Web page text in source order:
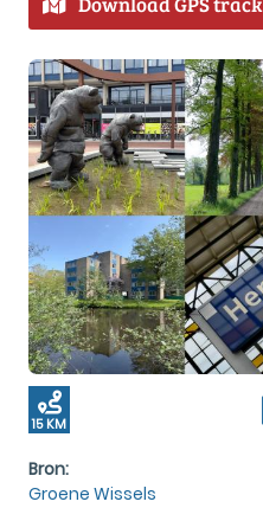
15 KM
Bron:
Groene Wissels